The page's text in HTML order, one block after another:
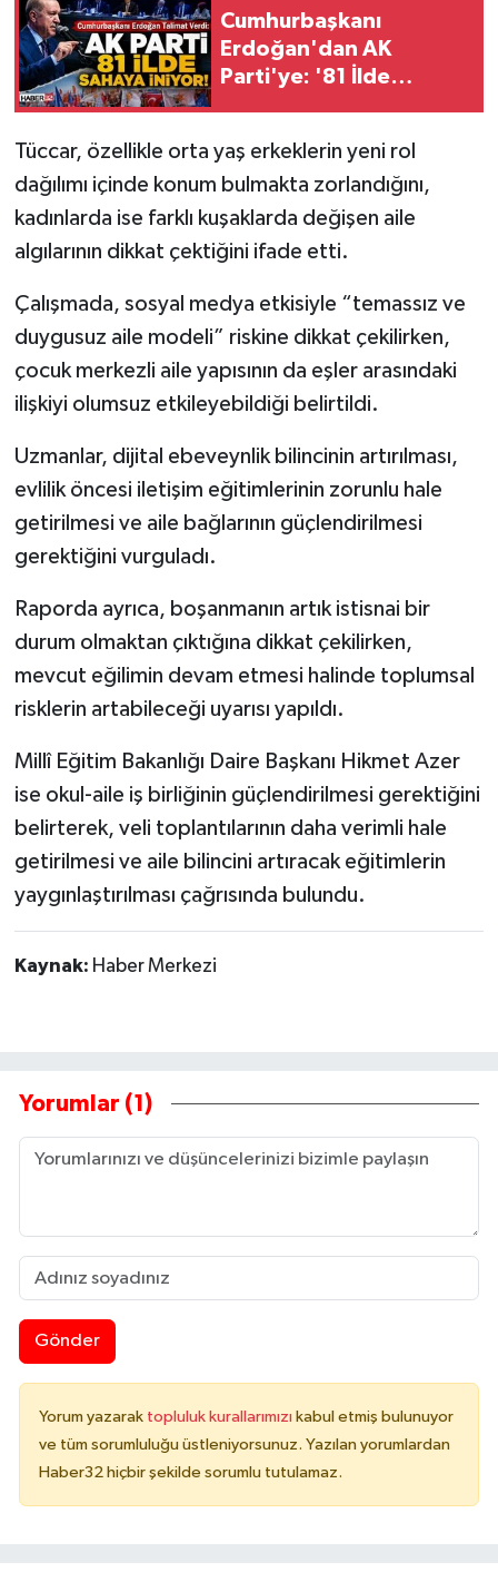
Cumhurbaşkanı
Erdoğan'dan AK
Parti'ye: '81 İlde
Tüccar, özellikle orta yaş erkeklerin yeni rol
dağılımı içinde konum bulmakta zorlandığını,
kadınlarda ise farklı kuşaklarda değişen aile
algılarının dikkat çektiğini ifade etti.
Çalışmada, sosyal medya etkisiyle “temassız ve
duygusuz aile modeli” riskine dikkat çekilirken,
çocuk merkezli aile yapısının da eşler arasındaki
ilişkiyi olumsuz etkileyebildiği belirtildi.
Uzmanlar, dijital ebeveynlik bilincinin artırılması,
evlilik öncesi iletişim eğitimlerinin zorunlu hale
getirilmesi ve aile bağlarının güçlendirilmesi
gerektiğini vurguladı.
Raporda ayrıca, boşanmanın artık istisnai bir
durum olmaktan çıktığına dikkat çekilirken,
mevcut eğilimin devam etmesi halinde toplumsal
risklerin artabileceği uyarısı yapıldı.
Millî Eğitim Bakanlığı Daire Başkanı Hikmet Azer
ise okul-aile iş birliğinin güçlendirilmesi gerektiğini
belirterek, veli toplantılarının daha verimli hale
getirilmesi ve aile bilincini artıracak eğitimlerin
yaygınlaştırılması çağrısında bulundu.
Kaynak: Haber Merkezi
Yorumlar (1)
Gönder
Yorum yazarak topluluk kurallarımızı kabul etmiş bulunuyor
ve tüm sorumluluğu üstleniyorsunuz. Yazılan yorumlardan
Haber32 hiçbir şekilde sorumlu tutulamaz.